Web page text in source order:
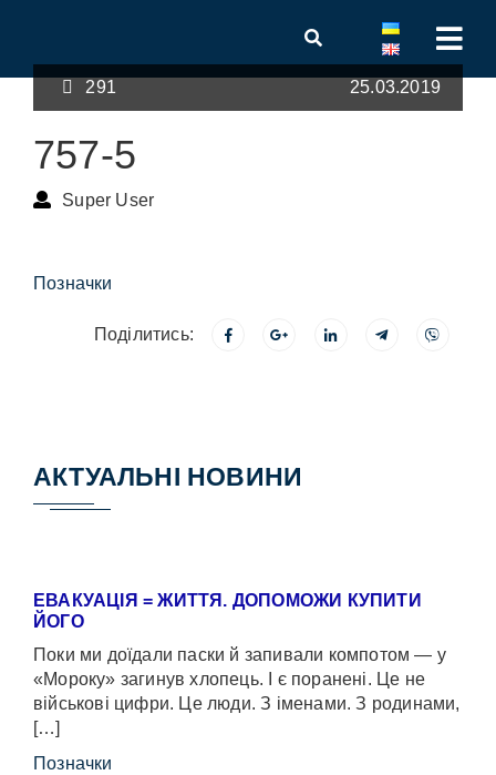
291 25.03.2019
757-5
Super User
Позначки
Поділитись:
АКТУАЛЬНІ НОВИНИ
ЕВАКУАЦІЯ = ЖИТТЯ. ДОПОМОЖИ КУПИТИ
ЙОГО
Поки ми доїдали паски й запивали компотом — у
«Мороку» загинув хлопець. І є поранені. Це не
військові цифри. Це люди. З іменами. З родинами,
[…]
Позначки